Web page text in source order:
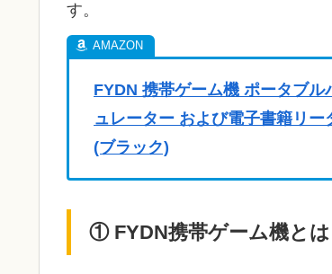
す。
FYDN 携帯ゲーム機 ポータブ
ュレーター および電子書籍リ
(ブラック)
① FYDN携帯ゲーム機と